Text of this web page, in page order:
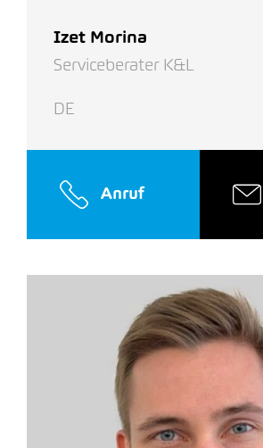
Izet Morina
Serviceberater K&L
DE
Anruf